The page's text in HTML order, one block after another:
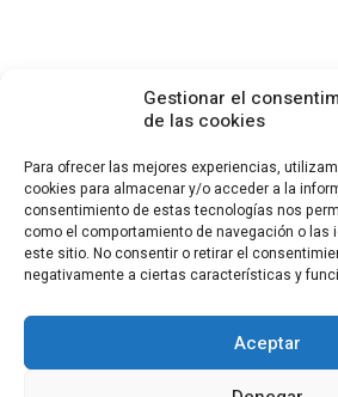
Gestionar el
de las cookies
Para ofrecer las mejores experiencias,
cookies para almacenar y/o acceder a la
consentimiento de estas tecnologías nos
como el comportamiento de navegación o
este sitio. No consentir o retirar el
negativamente a ciertas características y
Aceptar
CONTACTO
Calle Cea Bermúdez, 3
28003 - Madrid. España
fundacion.cotec@cotec.es
POLÍTICA DE PRIVACIDAD